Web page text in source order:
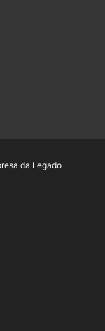
da Legado